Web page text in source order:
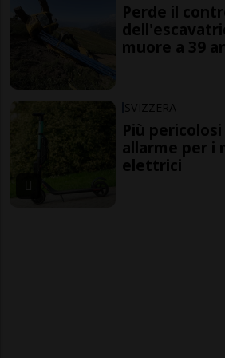
Perde il
muore a 39
SVIZZERA
Più
allarme per i
elettrici